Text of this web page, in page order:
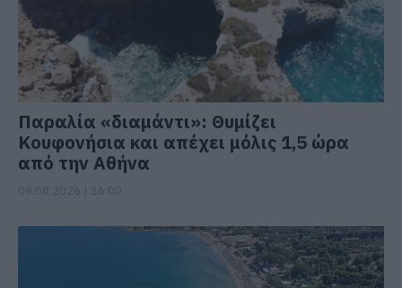
Παραλία «διαμάντι»: Θυμίζει
Κουφονήσια και απέχει μόλις 1,5 ώρα
από την Αθήνα